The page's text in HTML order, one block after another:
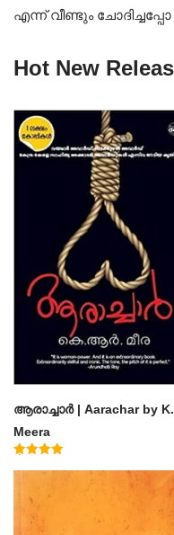
എന്ന് വീണ്ടും ചോദിച്ചപ്പോ
Hot New
ആരാച്ചാര്‍ | Aarachar by
Meera